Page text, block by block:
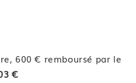
600 € remboursé par le
€